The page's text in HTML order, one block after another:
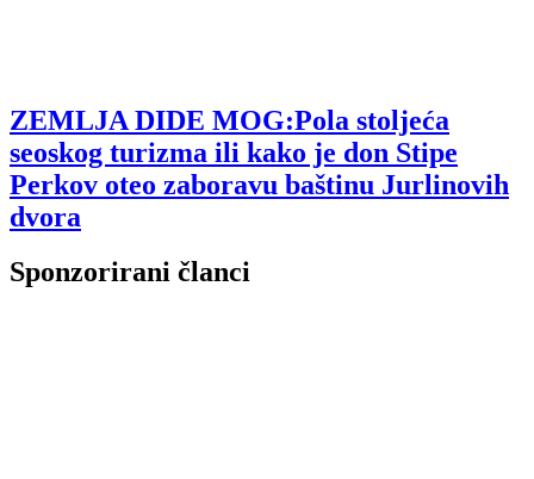
ZEMLJA DIDE MOG:Pola stoljeća
seoskog turizma ili kako je don Stipe
Perkov oteo zaboravu baštinu Jurlinovih
dvora
Sponzorirani članci